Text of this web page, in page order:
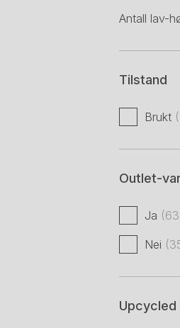
Antall lav-
Tilstand
Brukt
Outlet-
Ja
Nei
Upcycled